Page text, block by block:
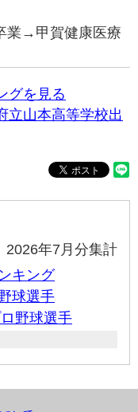
業→甲賀健康医療
グを見る
立山本高等学校出
2026年7月分集計
キング
球選手
野球選手